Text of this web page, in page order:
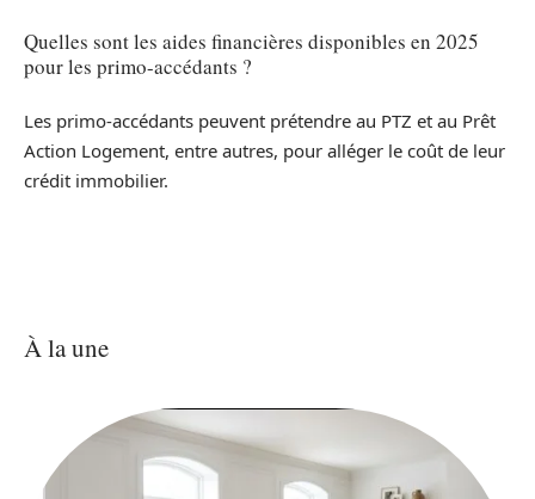
Quelles sont les aides financières disponibles en 2025
pour les primo-accédants ?
Les primo-accédants peuvent prétendre au PTZ et au Prêt
Action Logement, entre autres, pour alléger le coût de leur
crédit immobilier.
À la une